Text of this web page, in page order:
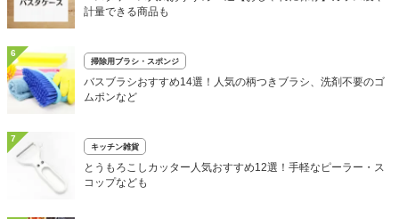
計量できる商品も
6
掃除用ブラシ・スポンジ
バスブラシおすすめ14選！人気の柄つきブラシ、洗剤不要のゴ
ムポンなど
7
キッチン雑貨
とうもろこしカッター人気おすすめ12選！手軽なピーラー・ス
コップなども